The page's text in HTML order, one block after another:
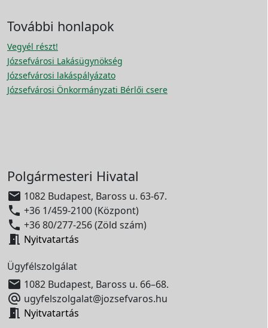
További honlapok
Vegyél részt!
Józsefvárosi Lakásügynökség
Józsefvárosi lakáspályázato
Józsefvárosi Önkormányzati Bérlői csere
Polgármesteri Hivatal
 1082 Budapest, Baross u. 63-67.
 +36 1/459-2100 (Központ)
 +36 80/277-256 (Zöld szám)
 Nyitvatartás
Ügyfélszolgálat
 1082 Budapest, Baross u. 66–68.
 ugyfelszolgalat@jozsefvaros.hu
 Nyitvatartás